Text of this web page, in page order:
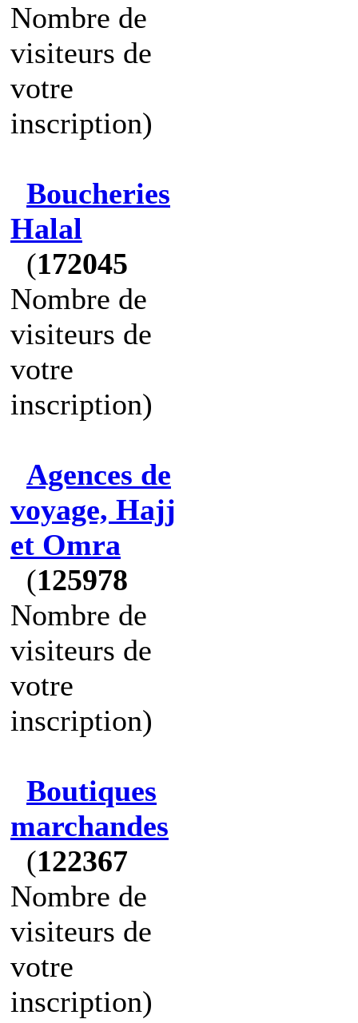
Nombre de
visiteurs de
votre
inscription)
Boucheries
Halal
(172045
Nombre de
visiteurs de
votre
inscription)
Agences de
voyage, Hajj
et Omra
(125978
Nombre de
visiteurs de
votre
inscription)
Boutiques
marchandes
(122367
Nombre de
visiteurs de
votre
inscription)